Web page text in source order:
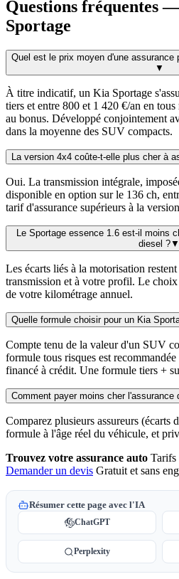
Questions fréquentes
Sportage
Quel est le prix moyen d'une assurance
▼
À titre indicatif, un Kia Sportage
tiers et entre 800 et 1 420 €/an en
au bonus. Développé conjointement
dans la moyenne des SUV compacts.
La version 4x4 coûte-t-elle plus cher à
Oui. La transmission intégrale,
disponible en option sur le 136 ch,
tarif d'assurance supérieurs à la
Le Sportage essence 1.6 est-il moins
diesel ?▼
Les écarts liés à la motorisation
transmission et à votre profil. Le choix
de votre kilométrage annuel.
Quelle formule choisir pour un Kia
Compte tenu de la valeur d'un SUV
formule tous risques est
financé à crédit. Une formule tiers +
Comment payer moins cher l'assurance
Comparez plusieurs assureurs (écarts
formule à l'âge réel du véhicule, et
Trouvez votre assurance auto Tarifs
Demander un devis Gratuit et sans
Résumer cette page avec l'IA
ChatGPT
Perplexity